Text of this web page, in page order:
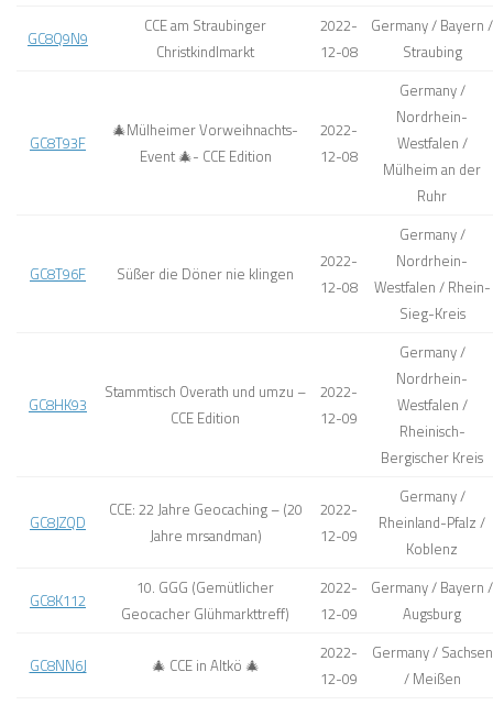
GC8Q9N9
CCE am Straubinger
Christkindlmarkt
2022-
12-08
Germany / Bayern /
Straubing
GC8T93F
🎄Mülheimer Vorweihnachts-
Event 🎄- CCE Edition
2022-
12-08
Germany /
Nordrhein-
Westfalen /
Mülheim an der
Ruhr
GC8T96F Süßer die Döner nie klingen
2022-
12-08
Germany /
Nordrhein-
Westfalen / Rhein-
Sieg-Kreis
GC8HK93
Stammtisch Overath und umzu –
CCE Edition
2022-
12-09
Germany /
Nordrhein-
Westfalen /
Rheinisch-
Bergischer Kreis
GC8JZQD
CCE: 22 Jahre Geocaching – (20
Jahre mrsandman)
2022-
12-09
Germany /
Rheinland-Pfalz /
Koblenz
GC8K112
10. GGG (Gemütlicher
Geocacher Glühmarkttreff)
2022-
12-09
Germany / Bayern /
Augsburg
GC8NN6J 🎄 CCE in Altkö 🎄
2022-
12-09
Germany / Sachsen
/ Meißen